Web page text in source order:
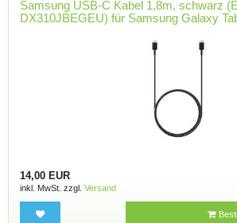
Samsung USB-C Kabel 1,8m, schwarz
DX310JBEGEU) für Samsung Galaxy
14,00 EUR
inkl. MwSt. zzgl. Versand